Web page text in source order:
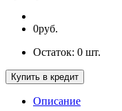
0руб.
Остаток: 0 шт.
Купить в кредит
Описание